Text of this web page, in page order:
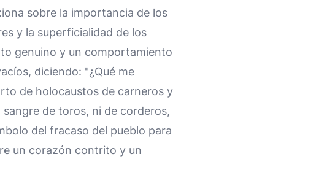
sobre la importancia de los
y la superficialidad de los
genuino y un comportamiento
diciendo: "¿Qué me
de holocaustos de carneros y
de toros, ni de corderos,
del fracaso del pueblo para
un corazón contrito y un